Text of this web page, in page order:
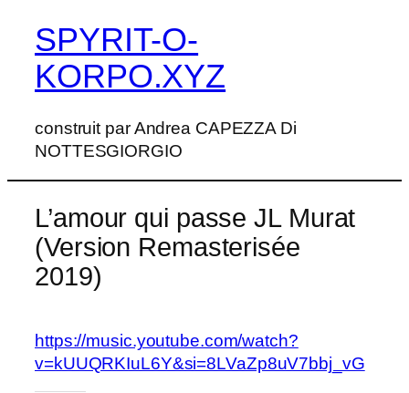
Aller
contenu
SPYRIT-O-
KORPO.XYZ
construit par Andrea CAPEZZA Di
NOTTESGIORGIO
L’amour qui passe JL Murat
(Version Remasterisée
2019)
https://music.youtube.com/watch?
v=kUUQRKIuL6Y&si=8LVaZp8uV7bbj_vG